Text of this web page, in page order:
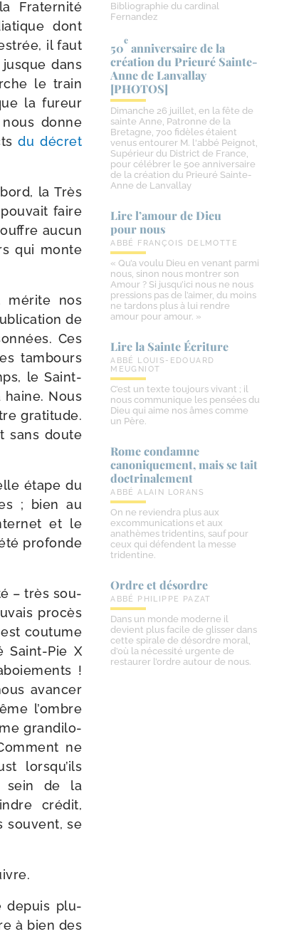
Fraternité
dont
il faut
dans
le train
la fureur
donne
du décret
la Très
faire
aucun
qui monte
mérite nos
de
Ces
tam­bours
le Saint-​
Nous
gra­ti­tude.
sans doute
étape du
; bien au
et le
pro­fonde
– très sou­
pro­cès
est cou­tume
Saint-​Pie X
!
avan­cer
l’ombre
gran­di­lo­
ne
lorsqu’ils
sein de la
cré­dit,
sou­vent, se
depuis plu­
à bien des
Bibliographie du cardinal
Fernandez
50
e
anniversaire de la
création du Prieuré Sainte-​
Anne de Lanvallay
[PHOTOS]
Dimanche 26 juillet, en la fête de
sainte Anne, Patronne de la
Bretagne, 700 fidèles étaient
venus entourer M. l'abbé Peignot,
Supérieur du District de France,
pour célébrer le 50e anniversaire
de la création du Prieuré Sainte-
Anne de Lanvallay
Lire l’amour de Dieu
pour nous
ABBÉ FRANÇOIS DELMOTTE
« Qu’a voulu Dieu en venant parmi
nous, sinon nous montrer son
Amour ? Si jusqu’ici nous ne nous
pressions pas de l’aimer, du moins
ne tardons plus à lui rendre
amour pour amour. »
Lire la Sainte Écriture
ABBÉ LOUIS-EDOUARD
MEUGNIOT
C’est un texte toujours vivant ; il
nous communique les pensées du
Dieu qui aime nos âmes comme
un Père.
Rome condamne
canoniquement, mais se tait
doctrinalement
ABBÉ ALAIN LORANS
On ne reviendra plus aux
excommunications et aux
anathèmes tridentins, sauf pour
ceux qui défendent la messe
tridentine.
Ordre et désordre
ABBÉ PHILIPPE PAZAT
Dans un monde moderne il
devient plus facile de glisser dans
cette spirale de désordre moral,
d’où la nécessité urgente de
restaurer l’ordre autour de nous.